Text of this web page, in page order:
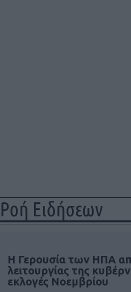
Ροή Ειδήσεων
Η Γερουσία των ΗΠΑ
λειτουργίας της
εκλογές Νοεμβρίου